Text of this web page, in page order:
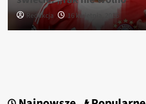
Redakcja 16 kwietnia, 2026